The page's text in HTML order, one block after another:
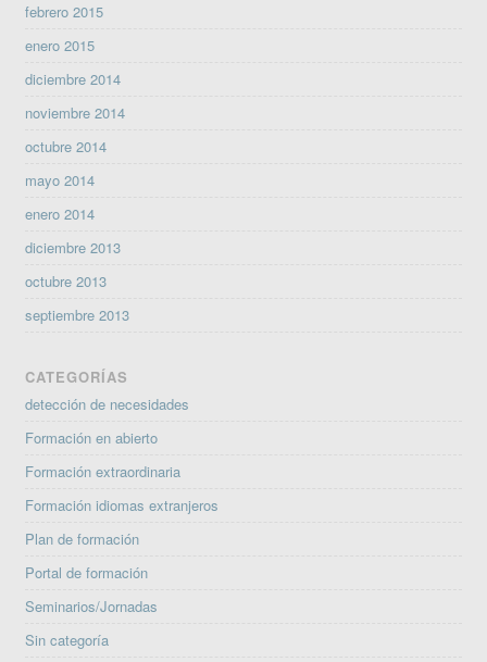
febrero 2015
enero 2015
diciembre 2014
noviembre 2014
octubre 2014
mayo 2014
enero 2014
diciembre 2013
octubre 2013
septiembre 2013
CATEGORÍAS
detección de necesidades
Formación en abierto
Formación extraordinaria
Formación idiomas extranjeros
Plan de formación
Portal de formación
Seminarios/Jornadas
Sin categoría